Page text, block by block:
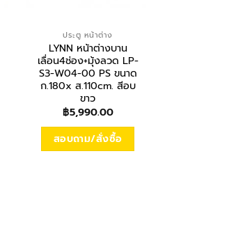
ประตู หน้าต่าง
LYNN หน้าต่างบาน
เลื่อน4ช่อง+มุ้งลวด LP-
S3-W04-00 PS ขนาด
ก.180x ส.110cm. สีอบ
ขาว
฿5,990.00
สอบถาม/สั่งซื้อ